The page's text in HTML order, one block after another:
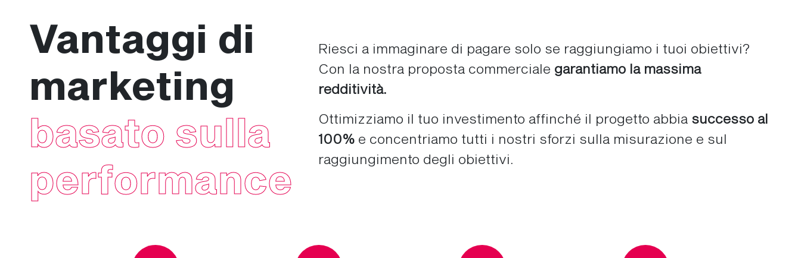
Vantaggi di
marketing
basato sulla
performance
Riesci a immaginare di pagare solo se raggiungiamo i tuoi obiettivi?
Con la nostra proposta commerciale garantiamo la massima
redditività.
Ottimizziamo il tuo investimento affinché il progetto abbia successo al
100%e concentriamo tutti i nostri sforzi sulla misurazione e sul
raggiungimento degli obiettivi.